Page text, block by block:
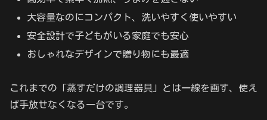
大容量なのにコンパクト、洗いやすく使いやすい
安全設計で子どもがいる家庭でも安心
おしゃれなデザインで贈り物にも最適
これまでの「蒸すだけの調理器具」とは一線を画す、使え
ば手放せなくなる一台です。